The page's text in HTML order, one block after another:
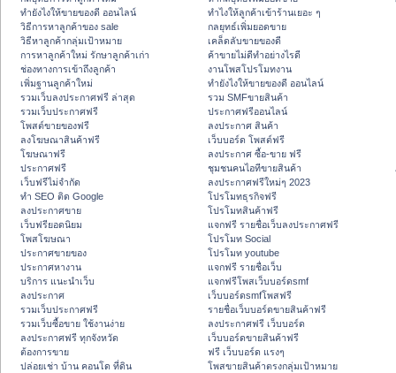
ทํายังไงให้ขายของดี ออนไลน์
วิธีการหาลูกค้าของ sale
วิธีหาลูกค้ากลุ่มเป้าหมาย
การหาลูกค้าใหม่ รักษาลูกค้าเก่า
ช่องทางการเข้าถึงลูกค้า
เพิ่มฐานลูกค้าใหม่
รวมเว็บลงประกาศฟรี ล่าสุด
รวมเว็บประกาศฟรี
โพสต์ขายของฟรี
ลงโฆษณาสินค้าฟรี
โฆษณาฟรี
ประกาศฟรี
เว็บฟรีไม่จำกัด
ทำ SEO ติด Google
ลงประกาศขาย
เว็บฟรียอดนิยม
โพสโฆษณา
ประกาศขายของ
ประกาศหางาน
บริการ แนะนำเว็บ
ลงประกาศ
รวมเว็บประกาศฟรี
รวมเว็บซื้อขาย ใช้งานง่าย
ลงประกาศฟรี ทุกจังหวัด
ต้องการขาย
ปล่อยเช่า บ้าน คอนโด ที่ดิน
ทําไงให้ลูกค้าเข้าร้านเยอะ ๆ
กลยุทธ์เพิ่มยอดขาย
เคล็ดลับขายของดี
ค้าขายไม่ดีทำอย่างไรดี
งานโพสโปรโมทงาน
ทํายังไงให้ขายของดี ออนไลน์
รวม SMFขายสินค้า
ประกาศฟรีออนไลน์
ลงประกาศ สินค้า
เว็บบอร์ด โพสต์ฟรี
ลงประกาศ ซื้อ-ขาย ฟรี
ชุมชนคนไอทีขายสินค้า
ลงประกาศฟรีใหม่ๆ 2023
โปรโมทธุรกิจฟรี
โปรโมทสินค้าฟรี
แจกฟรี รายชื่อเว็บลงประกาศฟรี
โปรโมท Social
โปรโมท youtube
แจกฟรี รายชื่อเว็บ
แจกฟรีโพสเว็บบอร์ดsmf
เว็บบอร์ดsmfโพสฟรี
รายชื่อเว็บบอร์ดขายสินค้าฟรี
ลงประกาศฟรี เว็บบอร์ด
เว็บบอร์ดขายสินค้าฟรี
ฟรี เว็บบอร์ด แรงๆ
โพสขายสินค้าตรงกลุ่มเป้าหมาย